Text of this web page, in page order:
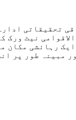
نیٹ
رہائشی مکان
مبینہ طور پر